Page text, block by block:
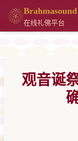
在线礼佛平台
观音诞